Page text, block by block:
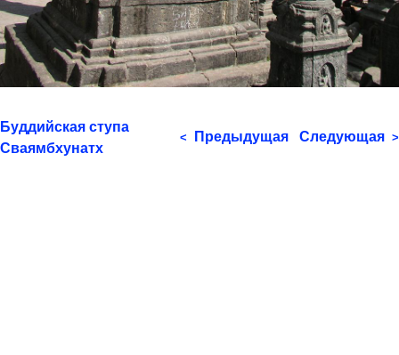
Буддийская ступа
Сваямбхунатх
< Предыдущая Следующая >